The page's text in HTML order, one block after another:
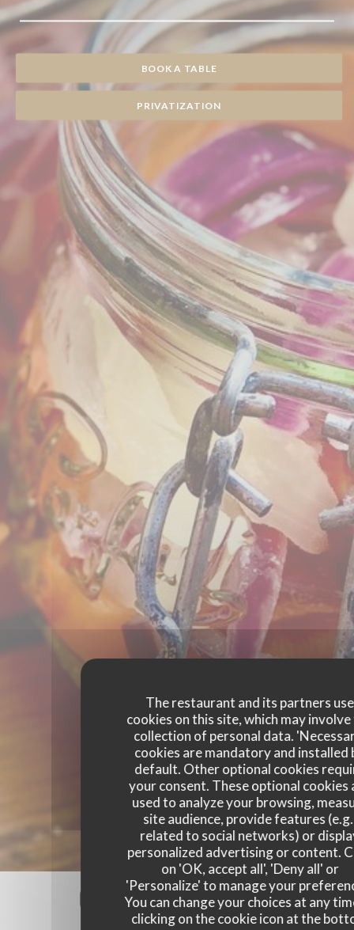
The restaurant and its partners use
cookies on this site, which may
collection of personal data.
cookies are mandatory and installed
default. Other optional cookies
your consent. These optional cookies
used to analyze your browsing,
site audience, provide features
related to social networks) or
personalized advertising or content.
on 'OK, accept all', 'Deny all' or
'Personalize' to manage your
You can change your choices at any
clicking on the cookie icon at the
BOOK A TABLE
PRIVATIZATION
Our customer ratings